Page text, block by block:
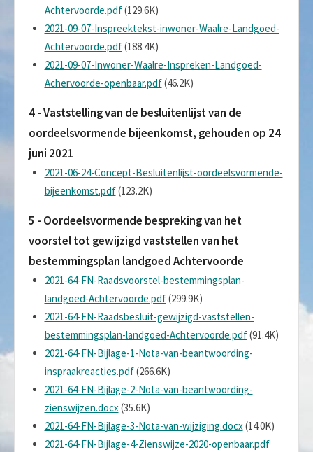
Achtervoorde.pdf(129.6K)
2021-09-07-Inspreektekst-inwoner-Waalre-Landgoed-
Achtervoorde.pdf(188.4K)
2021-09-07-Inwoner-Waalre-Inspreken-Landgoed-
Achervoorde-openbaar.pdf(46.2K)
4 - Vaststelling van de besluitenlijst van de
oordeelsvormende bijeenkomst, gehouden op 24
juni 2021
2021-06-24-Concept-Besluitenlijst-oordeelsvormende-
bijeenkomst.pdf(123.2K)
5 - Oordeelsvormende bespreking van het
voorstel tot gewijzigd vaststellen van het
bestemmingsplan landgoed Achtervoorde
2021-64-FN-Raadsvoorstel-bestemmingsplan-
landgoed-Achtervoorde.pdf(299.9K)
2021-64-FN-Raadsbesluit-gewijzigd-vaststellen-
bestemmingsplan-landgoed-Achtervoorde.pdf(91.4K)
2021-64-FN-Bijlage-1-Nota-van-beantwoording-
inspraakreacties.pdf(266.6K)
2021-64-FN-Bijlage-2-Nota-van-beantwoording-
zienswijzen.docx (35.6K)
2021-64-FN-Bijlage-3-Nota-van-wijziging.docx (14.0K)
2021-64-FN-Bijlage-4-Zienswijze-2020-openbaar.pdf